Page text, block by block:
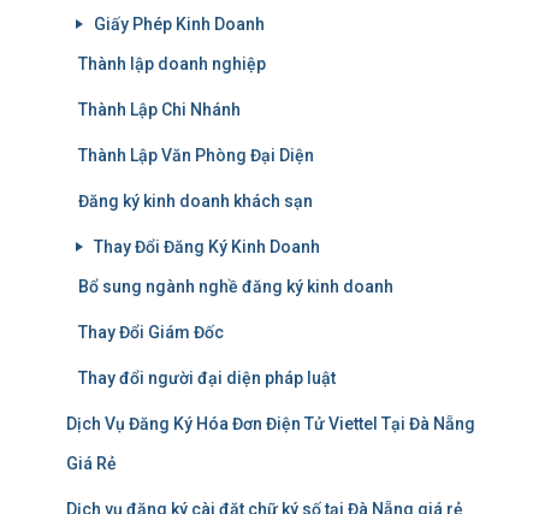
Giấy Phép Kinh Doanh
Thành lập doanh nghiệp
Thành Lập Chi Nhánh
Thành Lập Văn Phòng Đại Diện
Đăng ký kinh doanh khách sạn
Thay Đổi Đăng Ký Kinh Doanh
Bổ sung ngành nghề đăng ký kinh doanh
Thay Đổi Giám Đốc
Thay đổi người đại diện pháp luật
Dịch Vụ Đăng Ký Hóa Đơn Điện Tử Viettel Tại Đà Nẵng
Giá Rẻ
Dịch vụ đăng ký cài đặt chữ ký số tại Đà Nẵng giá rẻ